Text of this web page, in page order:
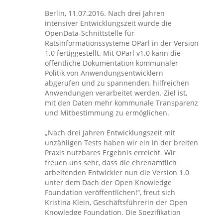
Berlin, 11.07.2016. Nach drei Jahren
intensiver Entwicklungszeit wurde die
OpenData-Schnittstelle für
Ratsinformationssysteme OParl in der Version
1.0 fertiggestellt. Mit OParl v1.0 kann die
öffentliche Dokumentation kommunaler
Politik von Anwendungsentwicklern
abgerufen und zu spannenden, hilfreichen
Anwendungen verarbeitet werden. Ziel ist,
mit den Daten mehr kommunale Transparenz
und Mitbestimmung zu ermöglichen.
„Nach drei Jahren Entwicklungszeit mit
unzähligen Tests haben wir ein in der breiten
Praxis nutzbares Ergebnis erreicht. Wir
freuen uns sehr, dass die ehrenamtlich
arbeitenden Entwickler nun die Version 1.0
unter dem Dach der Open Knowledge
Foundation veröffentlichen!“, freut sich
Kristina Klein, Geschäftsführerin der Open
Knowledge Foundation. Die Spezifikation